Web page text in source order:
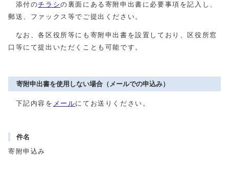
添付のチラシの裏面にある寄附申出書に必要事項を記入し、
郵送、ファックス等でご提出ください。
なお、各区役所等にも寄附申出書を設置しており、区役所窓
口等にて提出いただくことも可能です。
寄附申出書を使用しない場合（メールでの申込み）
下記内容を メールにてお送りください。
件名
寄附申込み